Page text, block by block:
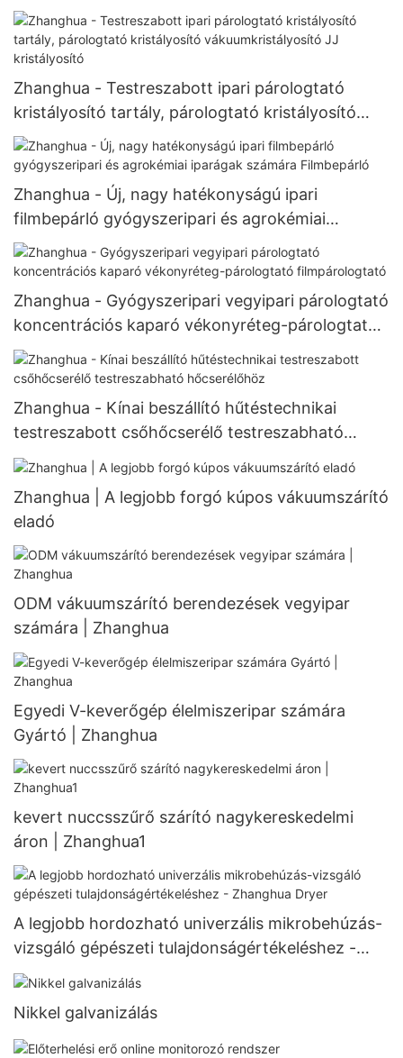
folyadékkeverő tartály keverési funkcióval
Zhanghua - Testreszabott ipari párologtató
kristályosító tartály, párologtató kristályosító
vákuumkristályosító JJ kristályosító
Zhanghua - Új, nagy hatékonyságú ipari
filmbepárló gyógyszeripari és agrokémiai
iparágak számára Filmbepárló
Zhanghua - Gyógyszeripari vegyipari párologtató
koncentrációs kaparó vékonyréteg-párologtató
filmpárologtató
Zhanghua - Kínai beszállító hűtéstechnikai
testreszabott csőhőcserélő testreszabható
hőcserélőhöz
Zhanghua | A legjobb forgó kúpos vákuumszárító
eladó
ODM vákuumszárító berendezések vegyipar
számára | Zhanghua
Egyedi V-keverőgép élelmiszeripar számára
Gyártó | Zhanghua
kevert nuccsszűrő szárító nagykereskedelmi
áron | Zhanghua1
A legjobb hordozható univerzális mikrobehúzás-
vizsgáló gépészeti tulajdonságértékeléshez -
Zhanghua Dryer
Nikkel galvanizálás